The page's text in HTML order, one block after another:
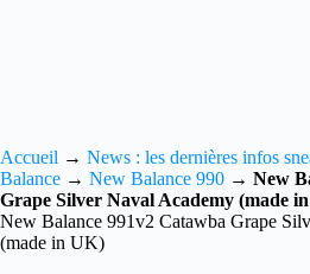
Accueil → News : les dernières infos
Balance → New Balance 990 → New
Grape Silver Naval Academy (made
New Balance 991v2 Catawba Grape
(made in UK)